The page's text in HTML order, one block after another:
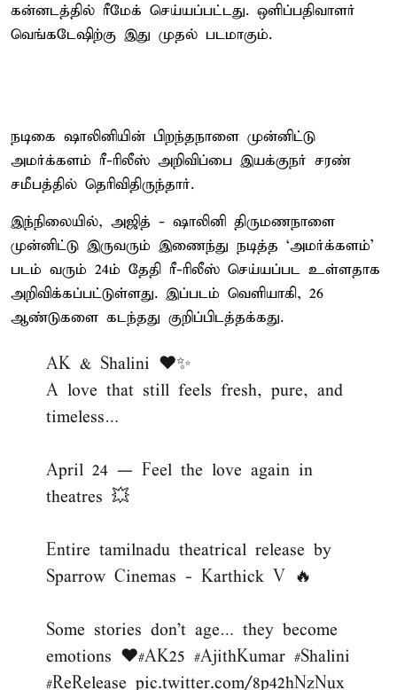
கன்னடத்தில் ரீமேக் செய்யப்பட்டது. ஒளிப்பதிவாளர்
வெங்கடேஷிற்கு இது முதல் படமாகும்.
நடிகை ஷாலினியின் பிறந்தநாளை முன்னிட்டு
அமர்க்களம் ரீ-ரிலீஸ் அறிவிப்பை இயக்குநர் சரண்
சமீபத்தில் தெரிவிதிருந்தார்.
இந்நிலையில், அஜித் - ஷாலினி திருமணநாளை
முன்னிட்டு இருவரும் இணைந்து நடித்த ‘அமர்க்களம்’
படம் வரும் 24ம் தேதி ரீ-ரிலீஸ் செய்யப்பட உள்ளதாக
அறிவிக்கப்பட்டுள்ளது. இப்படம் வெளியாகி, 26
ஆண்டுகளை கடந்தது குறிப்பிடத்தக்கது.
AK & Shalini ❤️✨
A love that still feels fresh, pure, and
timeless…
April 24 — Feel the love again in
theatres 💥
Entire tamilnadu theatrical release by
Sparrow Cinemas - Karthick V 🔥
Some stories don’t age… they become
emotions ❤️#AK25 #AjithKumar #Shalini
#ReRelease pic.twitter.com/8p42hNzNux